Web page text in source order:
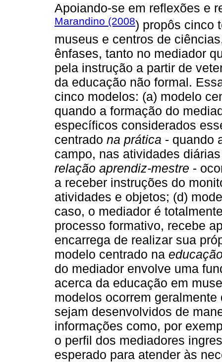
Apoiando-se em reflexões e
Marandino (2008) propôs cinco
museus e centros de
ênfases, tanto no mediador
pela instrução a partir de
da educação não formal.
cinco modelos: (a) modelo
quando a formação do
específicos considerados
centrado na prática - quando
campo, nas atividades
relação aprendiz-mestre -
a receber instruções do
atividades e objetos; (d)
caso, o mediador é
processo formativo, recebe
encarrega de realizar sua
modelo centrado na
do mediador envolve uma
acerca da educação em
modelos ocorrem
sejam desenvolvidos de
informações como, por
o perfil dos mediadores
esperado para atender às